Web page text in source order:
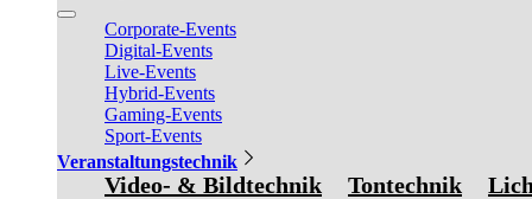
Corporate-Events
Digital-Events
Live-Events
Hybrid-Events
Gaming-Events
Sport-Events
Veranstaltungstechnik
Video- & Bildtechnik Tontechnik